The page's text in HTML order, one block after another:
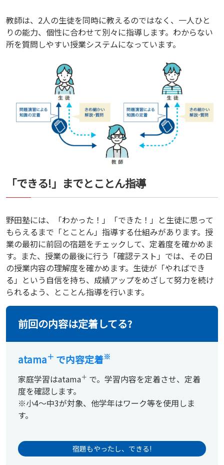
教師は、2人の生徒を同時に教えるのではなく、一人ひと
りの能力、個性に合わせて別々に指導します。わからない
所を質問しやすい授業システムになっています。
「できる!」までとことん指導
野田塾には、「わかった！」「できた！」と生徒に思って
もらえるまで「とことん」指導する仕組みがあります。授
業の最初に前回の宿題をチェックして、定着度を確かめま
す。また、授業の最後に行う「確認テスト」では、その日
の授業内容の理解度を確かめます。生徒が「やればでき
る」という自信を持ち、成績アップをめざして努力を続け
られるよう、とことん指導を行います。
前回の内容は定着してる?
atama＋ で内容定着※
家庭学習はatama＋ で。学習内容を定着させ、定着
度を確認します。
※小4～中3が対象、他学年はワーク等を使用しま
す。
宿題もやったし、できる!